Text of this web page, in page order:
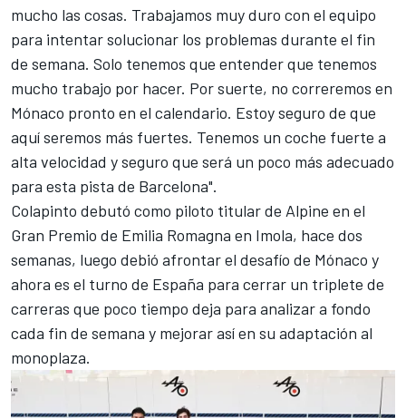
mucho las cosas. Trabajamos muy duro con el equipo
para intentar solucionar los problemas durante el fin
de semana. Solo tenemos que entender que tenemos
mucho trabajo por hacer. Por suerte, no correremos en
Mónaco pronto en el calendario. Estoy seguro de que
aquí seremos más fuertes. Tenemos un coche fuerte a
alta velocidad y seguro que será un poco más adecuado
para esta pista de Barcelona".
Colapinto debutó como piloto titular de Alpine en el
Gran Premio de Emilia Romagna en Imola, hace dos
semanas, luego debió afrontar el desafío de Mónaco y
ahora es el turno de España para cerrar un triplete de
carreras que poco tiempo deja para analizar a fondo
cada fin de semana y mejorar así en su adaptación al
monoplaza.